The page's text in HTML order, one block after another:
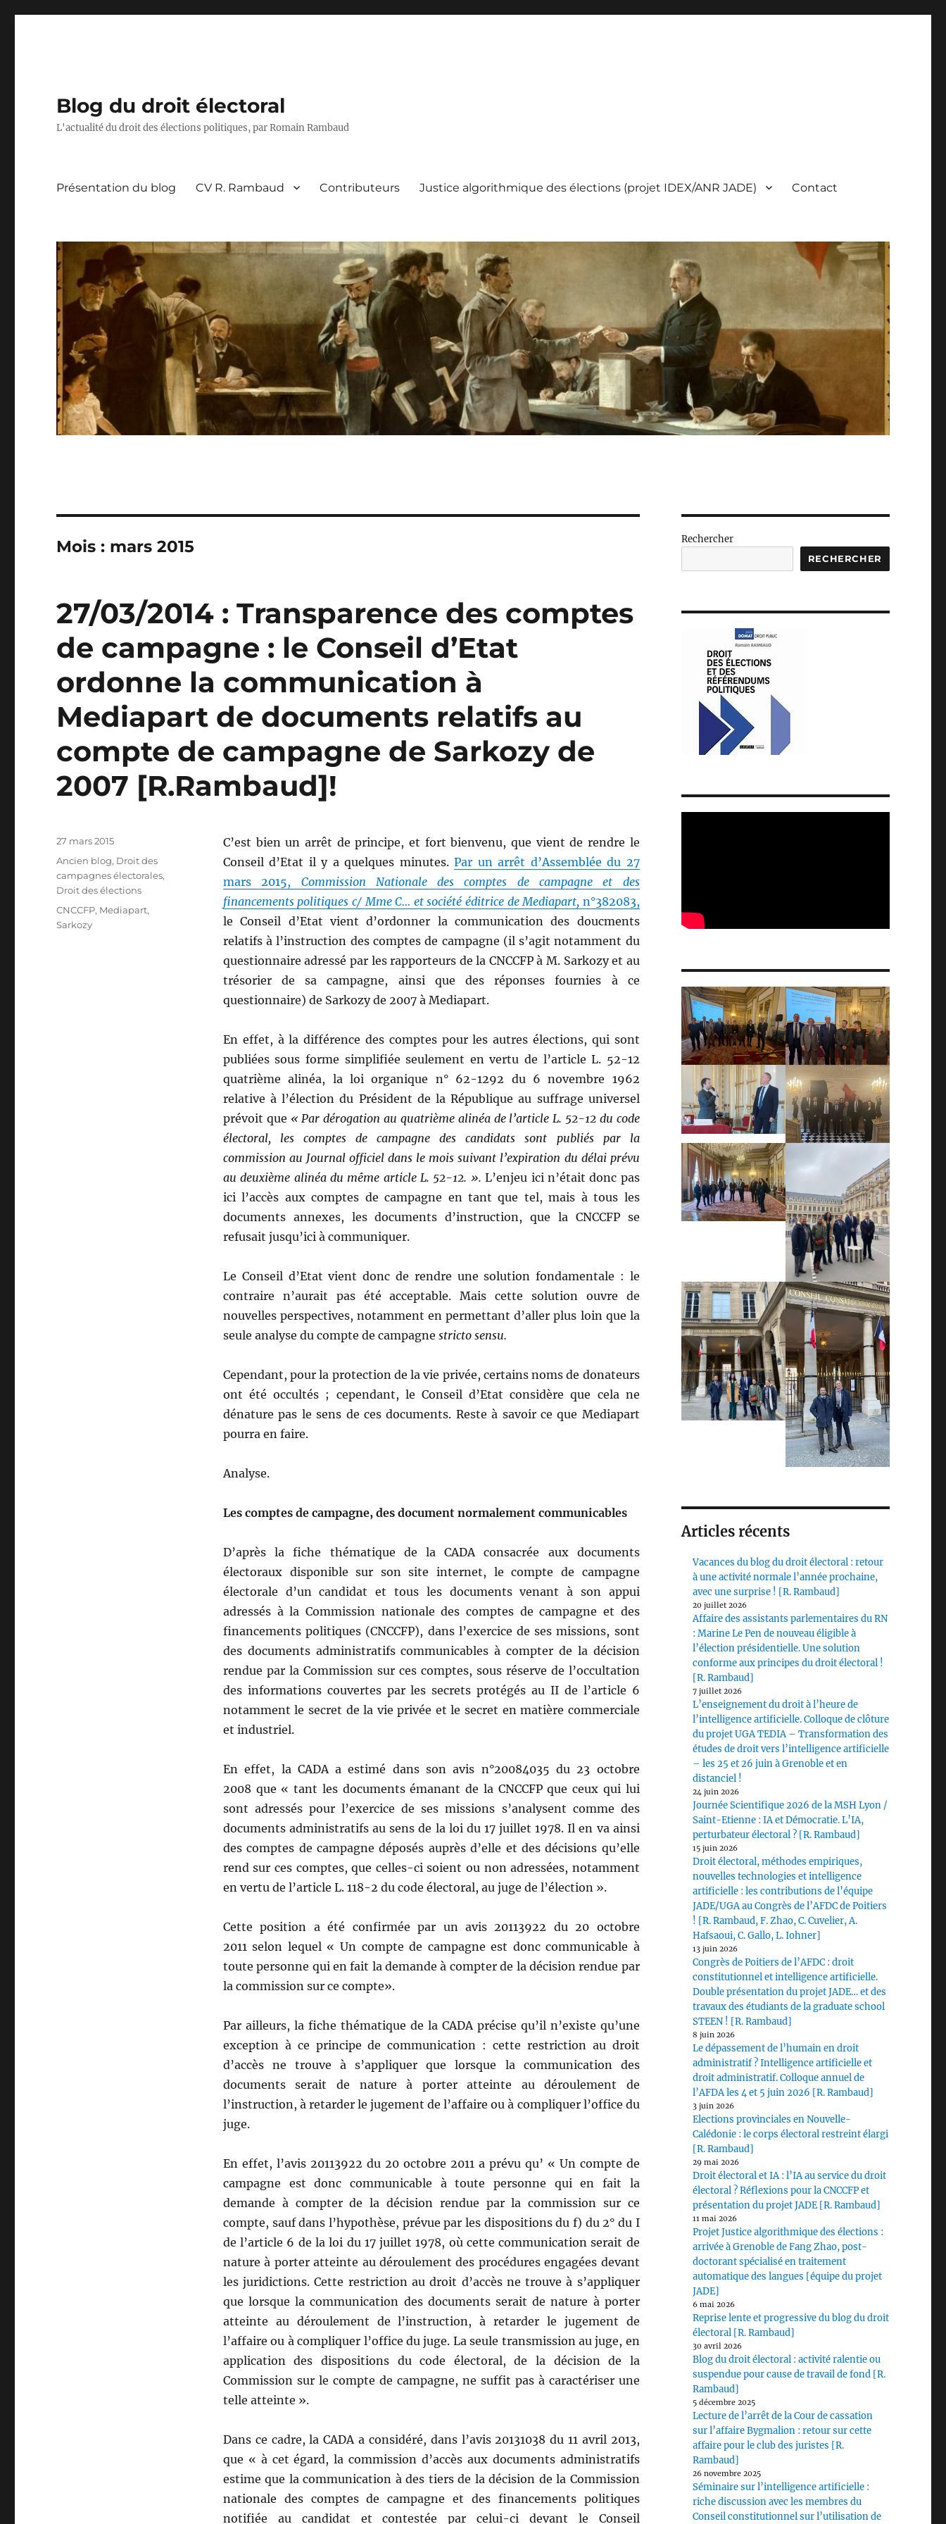
Blog du droit électoral
L'actualité du droit des élections politiques, par Romain Rambaud
Présentation du blog CV R. Rambaud Contributeurs Justice algorithmique des élections (projet IDEX/ANR JADE) Contact
Mois : mars 2015
27/03/2014 : Transparence des comptes
de campagne : le Conseil d’Etat
ordonne la communication à
Mediapart de documents relatifs au
compte de campagne de Sarkozy de
2007 [R.Rambaud]!
C’est bien un arrêt de principe, et fort bienvenu, que vient de rendre le
Conseil d’Etat il y a quelques minutes.Par un arrêt d’Assemblée du 27
mars 2015, Commission Nationale des comptes de campagne et des
financements politiques c/ Mme C… et société éditrice de Mediapart, n°382083,
le Conseil d’Etat vient d’ordonner la communication des doucments
relatifs à l’instruction des comptes de campagne (il s’agit notamment du
questionnaire adressé par les rapporteurs de la CNCCFP à M. Sarkozy et au
trésorier de sa campagne, ainsi que des réponses fournies à ce
questionnaire) de Sarkozy de 2007 à Mediapart.
En effet, à la différence des comptes pour les autres élections, qui sont
publiées sous forme simplifiée seulement en vertu de l’article L. 52-12
quatrième alinéa, la loi organique n° 62-1292 du 6 novembre 1962
relative à l’élection du Président de la République au suffrage universel
prévoit que « Par dérogation au quatrième alinéa de l’article L. 52-12 du code
électoral, les comptes de campagne des candidats sont publiés par la
commission au Journal officiel dans le mois suivant l’expiration du délai prévu
au deuxième alinéa du même article L. 52-12. ».L’enjeu ici n’était donc pas
ici l’accès aux comptes de campagne en tant que tel, mais à tous les
documents annexes, les documents d’instruction, que la CNCCFP se
refusait jusqu’ici à communiquer.
Le Conseil d’Etat vient donc de rendre une solution fondamentale : le
contraire n’aurait pas été acceptable. Mais cette solution ouvre de
nouvelles perspectives, notamment en permettant d’aller plus loin que la
seule analyse du compte de campagne stricto sensu.
Cependant, pour la protection de la vie privée, certains noms de donateurs
ont été occultés ; cependant, le Conseil d’Etat considère que cela ne
dénature pas le sens de ces documents. Reste à savoir ce que Mediapart
pourra en faire.
Analyse.
Les comptes de campagne, des document normalement communicables
D’après la fiche thématique de la CADA consacrée aux documents
électoraux disponible sur son site internet, le compte de campagne
électorale d’un candidat et tous les documents venant à son appui
adressés à la Commission nationale des comptes de campagne et des
financements politiques (CNCCFP), dans l’exercice de ses missions, sont
des documents administratifs communicables à compter de la décision
rendue par la Commission sur ces comptes, sous réserve de l’occultation
des informations couvertes par les secrets protégés au II de l’article 6
notamment le secret de la vie privée et le secret en matière commerciale
et industriel.
En effet, la CADA a estimé dans son avis n°20084035 du 23 octobre
2008 que « tant les documents émanant de la CNCCFP que ceux qui lui
sont adressés pour l’exercice de ses missions s’analysent comme des
documents administratifs au sens de la loi du 17 juillet 1978. Il en va ainsi
des comptes de campagne déposés auprès d’elle et des décisions qu’elle
rend sur ces comptes, que celles-ci soient ou non adressées, notamment
en vertu de l’article L. 118-2 du code électoral, au juge de l’élection ».
Cette position a été confirmée par un avis 20113922 du 20 octobre
2011 selon lequel « Un compte de campagne est donc communicable à
toute personne qui en fait la demande à compter de la décision rendue par
la commission sur ce compte».
Par ailleurs, la fiche thématique de la CADA précise qu’il n’existe qu’une
exception à ce principe de communication : cette restriction au droit
d’accès ne trouve à s’appliquer que lorsque la communication des
documents serait de nature à porter atteinte au déroulement de
l’instruction, à retarder le jugement de l’affaire ou à compliquer l’office du
juge.
En effet, l’avis 20113922 du 20 octobre 2011 a prévu qu’ « Un compte de
campagne est donc communicable à toute personne qui en fait la
demande à compter de la décision rendue par la commission sur ce
compte, sauf dans l’hypothèse, prévue par les dispositions du f) du 2° du I
de l’article 6 de la loi du 17 juillet 1978, où cette communication serait de
nature à porter atteinte au déroulement des procédures engagées devant
les juridictions. Cette restriction au droit d’accès ne trouve à s’appliquer
que lorsque la communication des documents serait de nature à porter
atteinte au déroulement de l’instruction, à retarder le jugement de
l’affaire ou à compliquer l’office du juge. La seule transmission au juge, en
application des dispositions du code électoral, de la décision de la
Commission sur le compte de campagne, ne suffit pas à caractériser une
telle atteinte ».
Dans ce cadre, la CADA a considéré, dans l’avis 20131038 du 11 avril 2013,
que « à cet égard, la commission d’accès aux documents administratifs
estime que la communication à des tiers de la décision de la Commission
nationale des comptes de campagne et des financements politiques
notifiée au candidat et contestée par celui-ci devant le Conseil
Publié
27 mars 2015
Catégories
Ancien blog, Droit des
campagnes électorales,
Droit des élections
Étiquettes
CNCCFP, Mediapart,
Sarkozy
Rechercher
RECHERCHER
Articles récents
Vacances du blog du droit électoral : retour
à une activité normale l’année prochaine,
avec une surprise ! [R. Rambaud]
20 juillet 2026
Affaire des assistants parlementaires du RN
: Marine Le Pen de nouveau éligible à
l’élection présidentielle. Une solution
conforme aux principes du droit électoral !
[R. Rambaud]
7 juillet 2026
L’enseignement du droit à l’heure de
l’intelligence artificielle. Colloque de clôture
du projet UGA TEDIA – Transformation des
études de droit vers l’intelligence artificielle
– les 25 et 26 juin à Grenoble et en
distanciel !
24 juin 2026
Journée Scientifique 2026 de la MSH Lyon /
Saint-Etienne : IA et Démocratie. L’IA,
perturbateur électoral ? [R. Rambaud]
15 juin 2026
Droit électoral, méthodes empiriques,
nouvelles technologies et intelligence
artificielle : les contributions de l’équipe
JADE/UGA au Congrès de l’AFDC de Poitiers
! [R. Rambaud, F. Zhao, C. Cuvelier, A.
Hafsaoui, C. Gallo, L. Iohner]
13 juin 2026
Congrès de Poitiers de l’AFDC : droit
constitutionnel et intelligence artificielle.
Double présentation du projet JADE… et des
travaux des étudiants de la graduate school
STEEN ! [R. Rambaud]
8 juin 2026
Le dépassement de l’humain en droit
administratif ? Intelligence artificielle et
droit administratif. Colloque annuel de
l’AFDA les 4 et 5 juin 2026 [R. Rambaud]
3 juin 2026
Elections provinciales en Nouvelle-
Calédonie : le corps électoral restreint élargi
[R. Rambaud]
29 mai 2026
Droit électoral et IA : l’IA au service du droit
électoral ? Réflexions pour la CNCCFP et
présentation du projet JADE [R. Rambaud]
11 mai 2026
Projet Justice algorithmique des élections :
arrivée à Grenoble de Fang Zhao, post-
doctorant spécialisé en traitement
automatique des langues [équipe du projet
JADE]
6 mai 2026
Reprise lente et progressive du blog du droit
électoral [R. Rambaud]
30 avril 2026
Blog du droit électoral : activité ralentie ou
suspendue pour cause de travail de fond [R.
Rambaud]
5 décembre 2025
Lecture de l’arrêt de la Cour de cassation
sur l’affaire Bygmalion : retour sur cette
affaire pour le club des juristes [R.
Rambaud]
26 novembre 2025
Séminaire sur l’intelligence artificielle :
riche discussion avec les membres du
Conseil constitutionnel sur l’utilisation de